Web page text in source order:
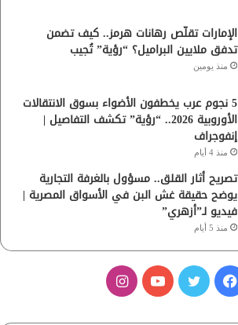
الإمارات تقلّص رهانات هرمز.. كيف تضمن
تدفق ملايين البراميل؟ “رؤية” تُجيب
منذ يومين
5 نجوم عرب يخطفون الأضواء بسوق الانتقالات
الأوروبية 2026.. “رؤية” تكشف التفاصيل |
إنفوجراف
منذ 4 أيام
تصريح أثار القلق.. مسؤول بالغرفة التجارية
يوضح حقيقة غش البن في الأسواق المصرية |
فيديو لـ”أزهري”
منذ 5 أيام